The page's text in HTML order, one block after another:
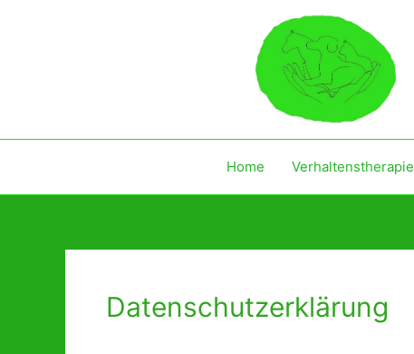
Home Verhaltenstherapie
Datenschutzerklärung